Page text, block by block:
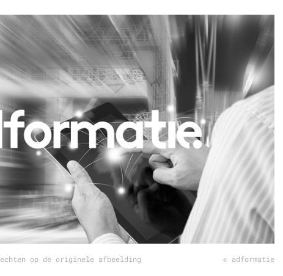
marketing
communicatie
Purpose Marketing
Reputatie & crisis
op de originele afbeelding © adformatie